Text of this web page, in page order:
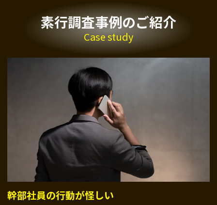
素行調査事例のご紹介
Case study
幹部社員の行動が怪しい